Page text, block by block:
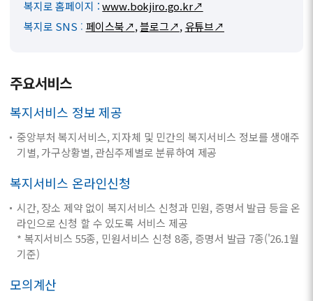
복지로 홈페이지 :www.bokjiro.go.kr↗
복지로 SNS : 페이스북↗,블로그↗,유튜브↗
주요서비스
복지서비스 정보 제공
중앙부처 복지서비스, 지자체 및 민간의 복지서비스 정보를 생애주
기별, 가구상황별, 관심주제별로 분류하여 제공
복지서비스 온라인신청
시간, 장소 제약 없이 복지서비스 신청과 민원, 증명서 발급 등을 온
라인으로 신청 할 수 있도록 서비스 제공
* 복지서비스 55종, 민원서비스 신청 8종, 증명서 발급 7종('26.1월
기준)
모의계산